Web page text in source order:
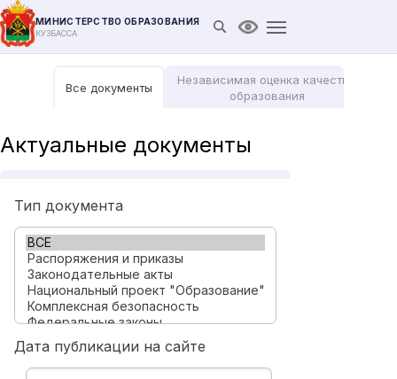
МИНИСТЕРСТВО ОБРАЗОВАНИЯ
КУЗБАССА Открыть поиск
Версия для
Все документы
Независимая оценка качества
образования
Актуальные документы
Тип документа
Дата публикации на сайте